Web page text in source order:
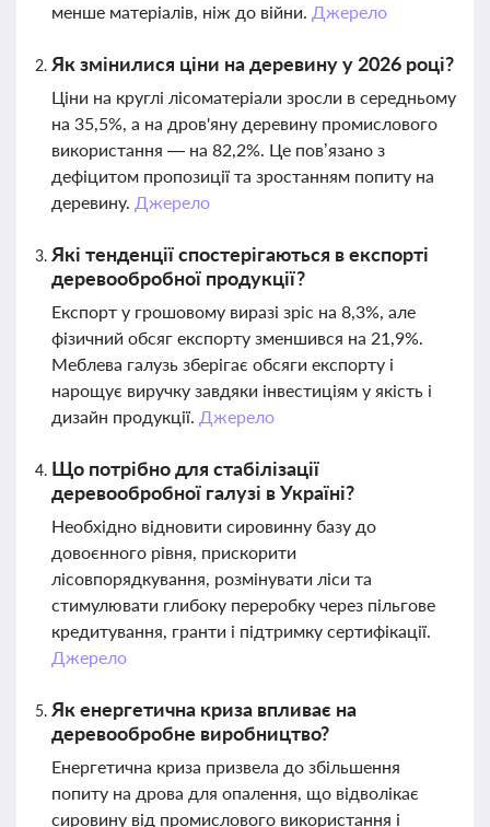
менше матеріалів, ніж до війни. Джерело
Як змінилися ціни на деревину у 2026 році?
Ціни на круглі лісоматеріали зросли в середньому
на 35,5%, а на дров'яну деревину промислового
використання — на 82,2%. Це пов’язано з
дефіцитом пропозиції та зростанням попиту на
деревину. Джерело
Які тенденції спостерігаються в експорті
деревообробної продукції?
Експорт у грошовому виразі зріс на 8,3%, але
фізичний обсяг експорту зменшився на 21,9%.
Меблева галузь зберігає обсяги експорту і
нарощує виручку завдяки інвестиціям у якість і
дизайн продукції. Джерело
Що потрібно для стабілізації
деревообробної галузі в Україні?
Необхідно відновити сировинну базу до
довоєнного рівня, прискорити
лісовпорядкування, розмінувати ліси та
стимулювати глибоку переробку через пільгове
кредитування, гранти і підтримку сертифікації.
Джерело
Як енергетична криза впливає на
деревообробне виробництво?
Енергетична криза призвела до збільшення
попиту на дрова для опалення, що відволікає
сировину від промислового використання і